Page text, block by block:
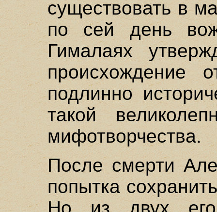
существовать в
по сей день
Гималаях
происхождение
подлинно
такой
мифотворчества.
После смерти
попытка